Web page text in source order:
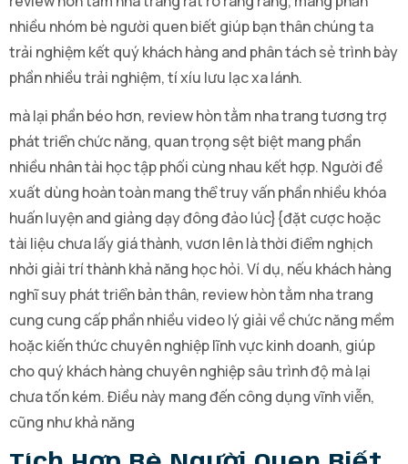
nhiều nhóm bè người quen biết giúp bạn thân chúng ta
trải nghiệm kết quý khách hàng and phân tách sẻ trình bày
phần nhiều trải nghiệm, tí xíu lưu lạc xa lánh.
mà lại phần béo hơn, review hòn tằm nha trang tương trợ
phát triển chức năng, quan trọng sệt biệt mang phần
nhiều nhân tài học tập phối cùng nhau kết hợp. Người đề
xuất dùng hoàn toàn mang thể truy vấn phần nhiều khóa
huấn luyện and giảng dạy đông đảo lúc}{đặt cược hoặc
tài liệu chưa lấy giá thành, vươn lên là thời điểm nghịch
nhởi giải trí thành khả năng học hỏi. Ví dụ, nếu khách hàng
nghĩ suy phát triển bản thân, review hòn tằm nha trang
cung cung cấp phần nhiều video lý giải về chức năng mềm
hoặc kiến thức chuyên nghiệp lĩnh vực kinh doanh, giúp
cho quý khách hàng chuyên nghiệp sâu trình độ mà lại
chưa tốn kém. Điều này mang đến công dụng vĩnh viễn,
cũng như khả năng